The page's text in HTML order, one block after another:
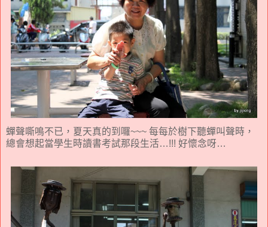
蟬聲嘶鳴不已，夏天真的到囉~~~ 每每於樹下聽蟬叫聲時，
總會想起當學生時讀書考試那段生活…!!! 好懷念呀…